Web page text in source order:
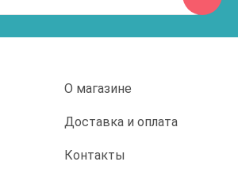
О магазине
Доставка и оплата
Контакты